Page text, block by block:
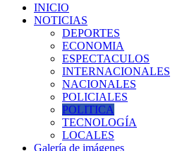
INICIO
NOTICIAS
DEPORTES
ECONOMIA
ESPECTACULOS
INTERNACIONALES
NACIONALES
POLICIALES
POLITICA
TECNOLOGÍA
LOCALES
Galería de imágenes